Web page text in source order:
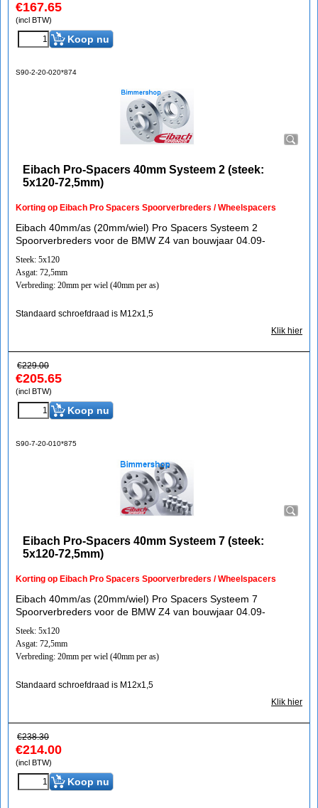
€167.65
(incl BTW)
Koop nu
S90-2-20-020*874
Eibach Pro-Spacers 40mm Systeem 2 (steek:
5x120-72,5mm)
Korting op Eibach Pro Spacers Spoorverbreders / Wheelspacers
Eibach 40mm/as (20mm/wiel) Pro Spacers Systeem 2
Spoorverbreders voor de BMW Z4 van bouwjaar 04.09-
Steek: 5x120
Asgat: 72,5mm
Verbreding: 20mm per wiel (40mm per as)
Standaard schroefdraad is M12x1,5
Klik hier
€229.00
€205.65
(incl BTW)
Koop nu
S90-7-20-010*875
Eibach Pro-Spacers 40mm Systeem 7 (steek:
5x120-72,5mm)
Korting op Eibach Pro Spacers Spoorverbreders / Wheelspacers
Eibach 40mm/as (20mm/wiel) Pro Spacers Systeem 7
Spoorverbreders voor de BMW Z4 van bouwjaar 04.09-
Steek: 5x120
Asgat: 72,5mm
Verbreding: 20mm per wiel (40mm per as)
Standaard schroefdraad is M12x1,5
Klik hier
€238.30
€214.00
(incl BTW)
Koop nu